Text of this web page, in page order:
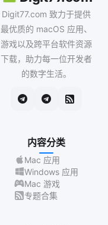
Digit77.com 致力于提供
最优质的 macOS 应用、
游戏以及跨平台软件资源
下载，助力每一位开发者
的数字生活。
内容分类
Mac 应用
Windows 应用
Mac 游戏
专题合集